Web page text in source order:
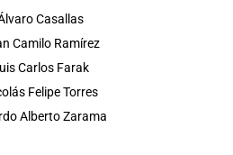
Casallas
Camilo Ramírez
Carlos Farak
Felipe Torres
Alberto Zarama